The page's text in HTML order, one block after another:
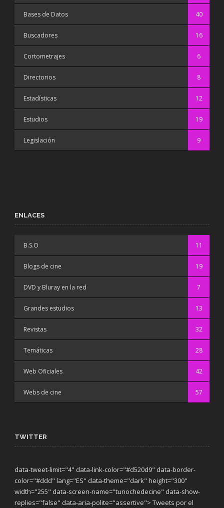
Bases de Datos 40
Buscadores 16
Cortometrajes 6
Directorios 8
Estadísticas 12
Estudios 19
Legislación 9
ENLACES
B.S.O 11
Blogs de cine 19
DVD y Bluray en la red 7
Grandes estudios 13
Revistas 32
Temáticas 28
Web Oficiales 42
Webs de cine 57
TWITTER
data-tweet-limit="4" data-link-color="#d520d9" data-border-
color="#ddd" lang="ES" data-theme="dark" height="300"
width="255" data-screen-name="tunochedecine" data-show-
replies="false" data-aria-polite="assertive"> Tweets por el